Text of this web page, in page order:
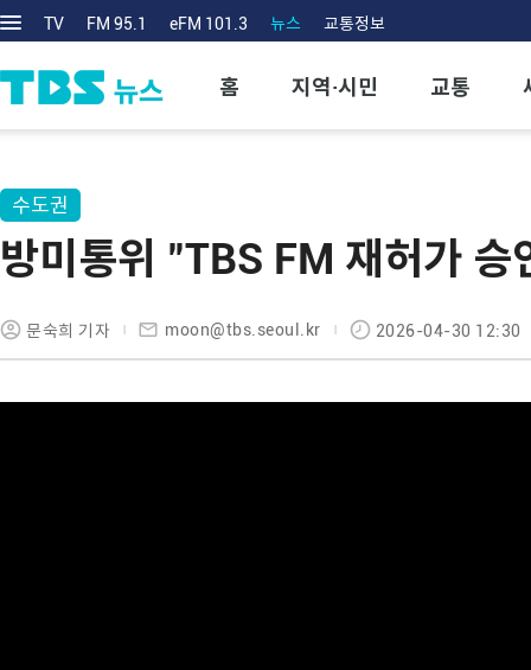
TV FM 95.1 eFM 101.3 뉴스 교통정보
홈 지역·시민 교통
수도권
방미통위 "TBS FM 재허가 승
문숙희 기자 moon@tbs.seoul.kr 2026-04-30 12:30